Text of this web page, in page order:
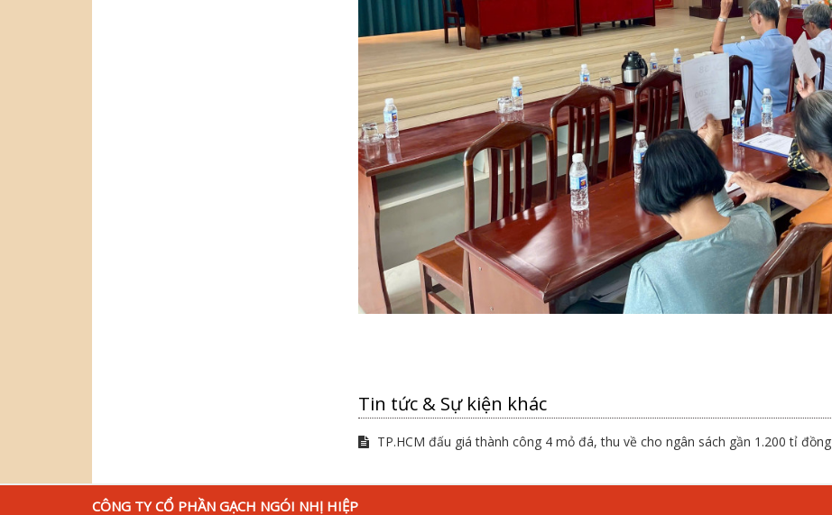
Tin tức & Sự kiện khác
TP.HCM đấu giá thành công 4 mỏ đá, thu về cho ngân sách gần 1.200 tỉ đồng
CÔNG TY CỔ PHẦN GẠCH NGÓI NHỊ HIỆP